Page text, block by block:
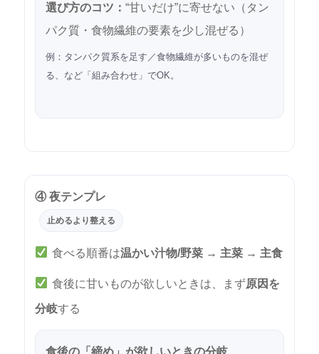
選び方のコツ： “甘いだけ”に寄せない（タン
パク質・食物繊維の要素を少し混ぜる）
例：タンパク質系を足す／食物繊維が多いものを混ぜ
る、など「組み合わせ」でOK。
④ 夜テンプレ
止めるより整える
食べる順番は温かい汁物/野菜 → 主菜 → 主食
食後に甘いものが欲しいときは、まず原因を
分岐する
食後の「締め」が欲しいときの分岐